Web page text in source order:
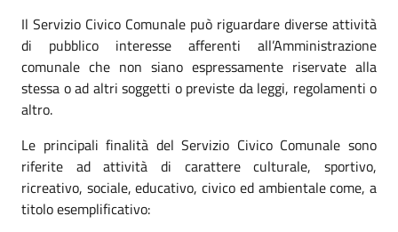
Il Servizio Civico Comunale può riguardare diverse attività
di pubblico interesse afferenti all’Amministrazione
comunale che non siano espressamente riservate alla
stessa o ad altri soggetti o previste da leggi, regolamenti o
altro.
Le principali finalità del Servizio Civico Comunale sono
riferite ad attività di carattere culturale, sportivo,
ricreativo, sociale, educativo, civico ed ambientale come, a
titolo esemplificativo: